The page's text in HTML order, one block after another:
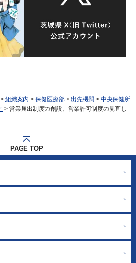
> 組織案内 > 保健医療部 > 出先機関 > 中央保健所
> 営業届出制度の創設、営業許可制度の見直し
PAGE TOP